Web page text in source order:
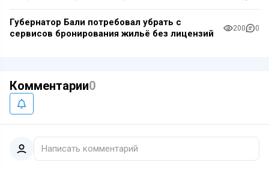
Губернатор Бали потребовал убрать с
сервисов бронирования жильё без лицензий
200 0
Комментарии0
Написать комментарий